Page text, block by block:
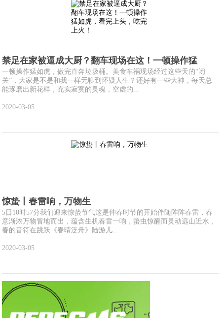
禁足在家被逼成大厨？翻车现场在这！一顿操作猛
一顿操作猛如虎，做完直奔垃圾桶。美食车祸现场经过这些天的“闭
关”，大家是不是和我一样无聊到怀疑人生？还好有一些大神，每天总
能琢磨出新花样，充实寂寞的灵魂，空虚的...
2020-03-05
惊蛰丨春雷响，万物生
5日10时57分我们迎来惊蛰节气这是仲春时节的开始伴随阵阵春雷，春
意渐浓万物冒地而出，蕴含生机春雷一响，蛰虫惊醒而灵动远山近水，
春的音符在跳跃《春晴泛舟》陆游儿...
2020-03-05